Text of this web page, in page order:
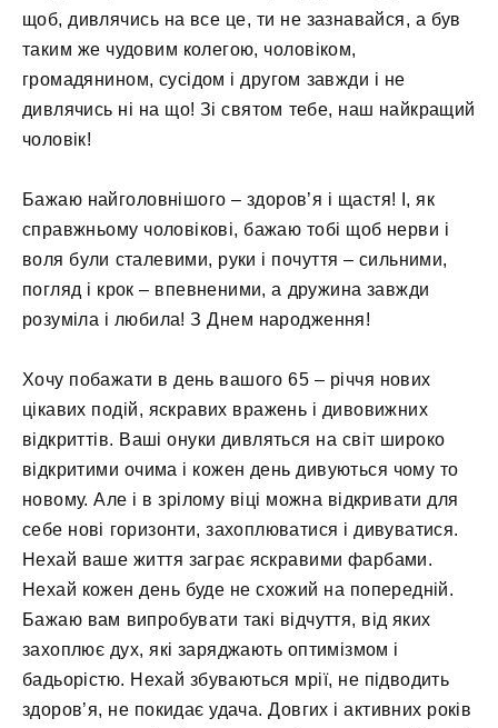
щоб, дивлячись на все це, ти не зазнавайся, а був
таким же чудовим колегою, чоловіком,
громадянином, сусідом і другом завжди і не
дивлячись ні на що! Зі святом тебе, наш найкращий
чоловік!
Бажаю найголовнішого – здоров’я і щастя! І, як
справжньому чоловікові, бажаю тобі щоб нерви і
воля були сталевими, руки і почуття – сильними,
погляд і крок – впевненими, а дружина завжди
розуміла і любила! З Днем народження!
Хочу побажати в день вашого 65 – річчя нових
цікавих подій, яскравих вражень і дивовижних
відкриттів. Ваші онуки дивляться на світ широко
відкритими очима і кожен день дивуються чому то
новому. Але і в зрілому віці можна відкривати для
себе нові горизонти, захоплюватися і дивуватися.
Нехай ваше життя заграє яскравими фарбами.
Нехай кожен день буде не схожий на попередній.
Бажаю вам випробувати такі відчуття, від яких
захоплює дух, які заряджають оптимізмом і
бадьорістю. Нехай збуваються мрії, не підводить
здоров’я, не покидає удача. Довгих і активних років